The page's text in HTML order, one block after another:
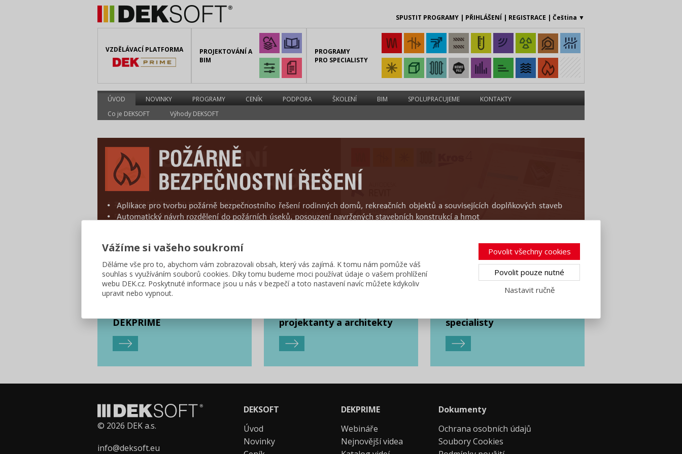
Vážíme si vašeho soukromí
Děláme vše pro to, abychom vám zobrazovali obsah, který vás zajímá. K tomu nám pomůže váš
souhlas s využíváním souborů cookies. Díky tomu budeme moci používat údaje o vašem prohlížení
webu DEK.cz. Poskytnuté informace jsou u nás v bezpečí a toto nastavení navíc můžete kdykoliv
upravit nebo vypnout.
Povolit všechny cookies
Povolit pouze nutné
Nastavit ručně
SPUSTIT PROGRAMY | PŘIHLÁŠENÍ | REGISTRACE | Čeština ▼
VZDĚLÁVACÍ PLATFORMA
PROJEKTOVÁNÍ A
BIM
PROGRAMY
PRO SPECIALISTY
ÚVOD NOVINKY PROGRAMY CENÍK PODPORA ŠKOLENÍ BIM SPOLUPRACUJEME
KONTAKTY
Co je DEKSOFT
Výhody DEKSOFT
DEKPRIME
projektanty a architekty
specialisty
© 2026 DEK a.s.
info@deksoft.eu
DEKSOFT
Úvod
Novinky
DEKPRIME
Webináře
Nejnovější videa
Dokumenty
Ochrana osobních údajů
Soubory Cookies